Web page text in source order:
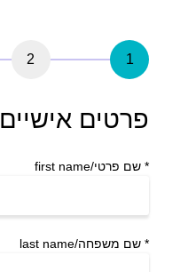
1
2
פרטים אישיים
* שם פרטי/first name
* שם משפחה/last name